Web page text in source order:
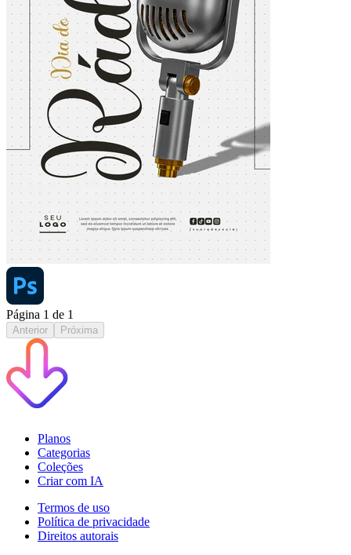
Página 1 de 1
Anterior Próxima
Planos
Categorias
Coleções
Criar com IA
Termos de uso
Política de privacidade
Direitos autorais